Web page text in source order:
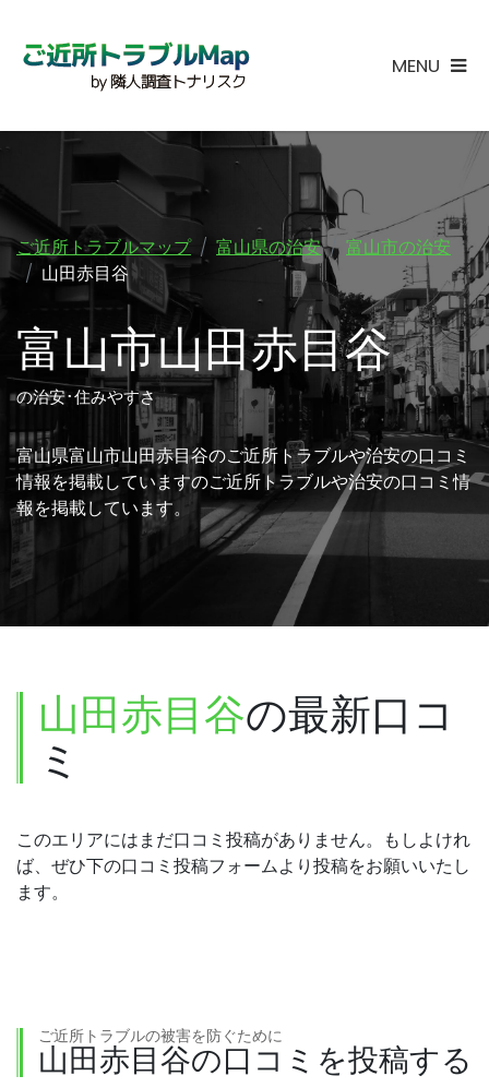
MENU
ご近所トラブルマップ 富山県の治安
富山市の治安
山田赤目谷
富山市山田赤目谷
の治安･住みやすさ
富山県富山市山田赤目谷のご近所トラブルや治安の口コミ
情報を掲載していますのご近所トラブルや治安の口コミ情
報を掲載しています。
山田赤目谷の最新口コ
ミ
このエリアにはまだ口コミ投稿がありません。もしよけれ
ば、ぜひ下の口コミ投稿フォームより投稿をお願いいたし
ます。
ご近所トラブルの被害を防ぐために
山田赤目谷の口コミを投稿する